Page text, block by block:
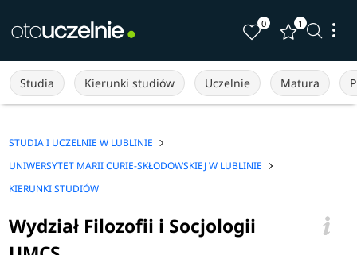
0 1
Studia Kierunki studiów Uczelnie Matura
STUDIA I UCZELNIE W LUBLINIE
UNIWERSYTET MARII CURIE-SKŁODOWSKIEJ W LUBLINIE
KIERUNKI STUDIÓW
Wydział Filozofii i Socjologii